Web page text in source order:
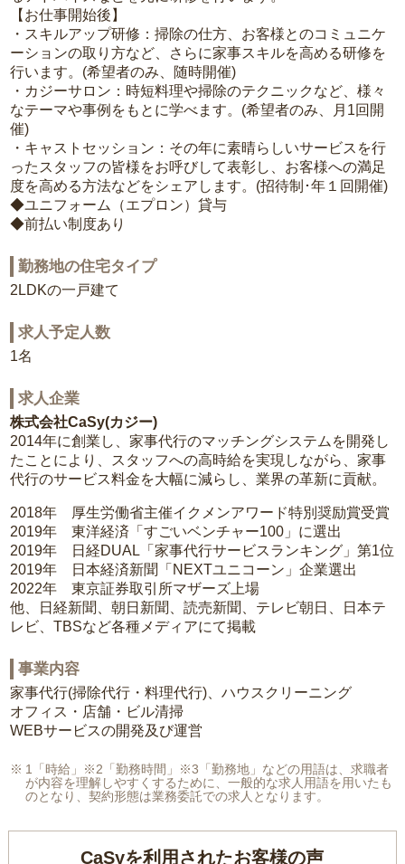
【お仕事開始後】
・スキルアップ研修：掃除の仕方、お客様とのコミュニケ
ーションの取り方など、さらに家事スキルを高める研修を
行います。(希望者のみ、随時開催)
・カジーサロン：時短料理や掃除のテクニックなど、様々
なテーマや事例をもとに学べます。(希望者のみ、月1回開
催)
・キャストセッション：その年に素晴らしいサービスを行
ったスタッフの皆様をお呼びして表彰し、お客様への満足
度を高める方法などをシェアします。(招待制･年１回開催)
◆ユニフォーム（エプロン）貸与
◆前払い制度あり
勤務地の住宅タイプ
2LDKの一戸建て
求人予定人数
1名
求人企業
株式会社CaSy(カジー)
2014年に創業し、家事代行のマッチングシステムを開発し
たことにより、スタッフへの高時給を実現しながら、家事
代行のサービス料金を大幅に減らし、業界の革新に貢献。
2018年 厚生労働省主催イクメンアワード特別奨励賞受賞
2019年 東洋経済「すごいベンチャー100」に選出
2019年 日経DUAL「家事代行サービスランキング」第1位
2019年 日本経済新聞「NEXTユニコーン」企業選出
2022年 東京証券取引所マザーズ上場
他、日経新聞、朝日新聞、読売新聞、テレビ朝日、日本テ
レビ、TBSなど各種メディアにて掲載
事業内容
家事代行(掃除代行・料理代行)、ハウスクリーニング
オフィス・店舗・ビル清掃
WEBサービスの開発及び運営
1「時給」※2「勤務時間」※3「勤務地」などの用語は、求職者
が内容を理解しやすくするために、一般的な求人用語を用いたも
のとなり、契約形態は業務委託での求人となります。
CaSyを利用されたお客様の声